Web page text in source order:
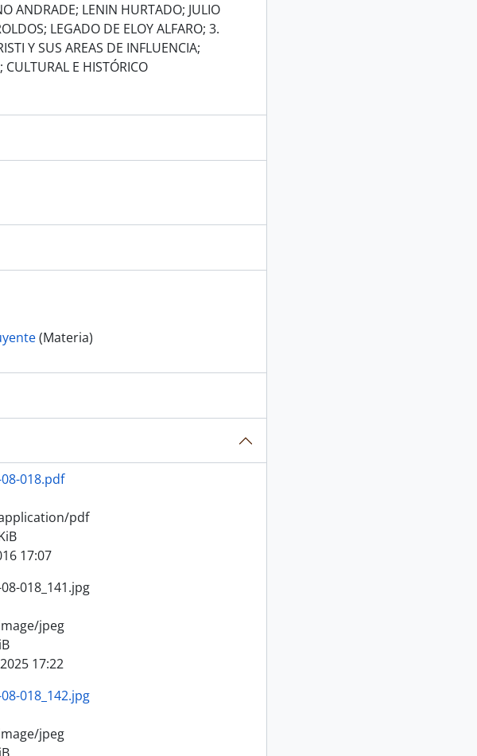
ANDRADE; LENIN HURTADO; JULIO
LEGADO DE ELOY ALFARO; 3.
Y SUS AREAS DE INFLUENCIA;
E HISTÓRICO
(Materia)
018.pdf
pdf
17:07
018_141.jpg
jpeg
17:22
018_142.jpg
jpeg